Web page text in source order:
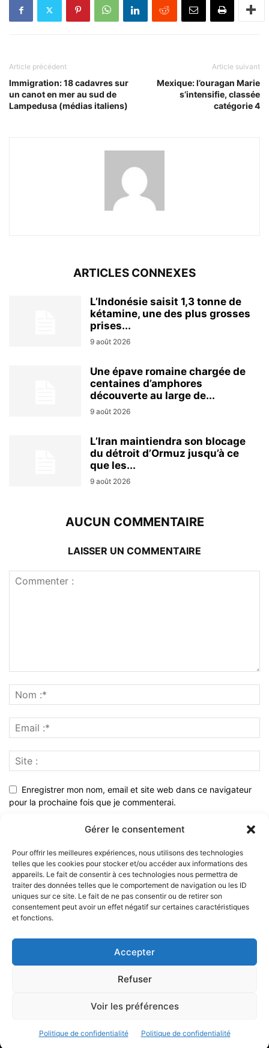
Gérer le consentement
Pour offrir les meilleures expériences, nous utilisons des technologies
telles que les cookies pour stocker et/ou accéder aux informations des
appareils. Le fait de consentir à ces technologies nous permettra de
traiter des données telles que le comportement de navigation ou les ID
uniques sur ce site. Le fait de ne pas consentir ou de retirer son
consentement peut avoir un effet négatif sur certaines caractéristiques
et fonctions.
Accepter
Refuser
Voir les préférences
Politique de confidentialité Politique de confidentialité
Article précédent
Immigration: 18 cadavres sur
un canot en mer au sud de
Lampedusa (médias italiens)
Article suivant
Mexique: l’ouragan Marie
s’intensifie, classée
catégorie 4
ARTICLES CONNEXES
L’Indonésie saisit 1,3 tonne de
kétamine, une des plus grosses
prises...
9 août 2026
Une épave romaine chargée de
centaines d’amphores
découverte au large de...
9 août 2026
L’Iran maintiendra son blocage
du détroit d’Ormuz jusqu’à ce
que les...
9 août 2026
AUCUN COMMENTAIRE
LAISSER UN COMMENTAIRE
Enregistrer mon nom, email et site web dans ce navigateur
pour la prochaine fois que je commenterai.
À PROPOS
SUIVEZ NOUS
© 2023 - Marine & Océans